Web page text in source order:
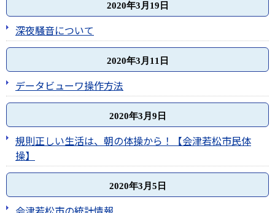
2020年3月19日
深夜騒音について
2020年3月11日
データビューワ操作方法
2020年3月9日
規則正しい生活は、朝の体操から！【会津若松市民体
操】
2020年3月5日